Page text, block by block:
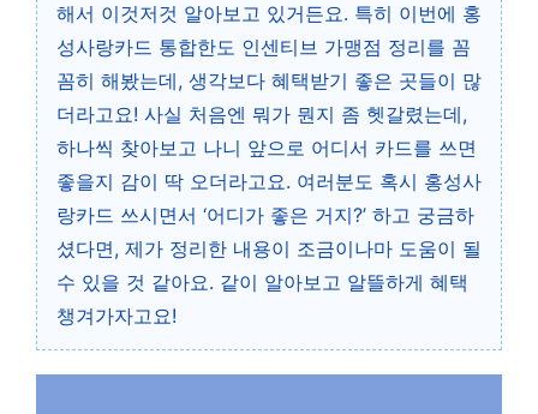
해서 이것저것 알아보고 있거든요. 특히 이번에 홍
성사랑카드 통합한도 인센티브 가맹점 정리를 꼼
꼼히 해봤는데, 생각보다 혜택받기 좋은 곳들이 많
더라고요! 사실 처음엔 뭐가 뭔지 좀 헷갈렸는데,
하나씩 찾아보고 나니 앞으로 어디서 카드를 쓰면
좋을지 감이 딱 오더라고요. 여러분도 혹시 홍성사
랑카드 쓰시면서 ‘어디가 좋은 거지?’ 하고 궁금하
셨다면, 제가 정리한 내용이 조금이나마 도움이 될
수 있을 것 같아요. 같이 알아보고 알뜰하게 혜택
챙겨가자고요!